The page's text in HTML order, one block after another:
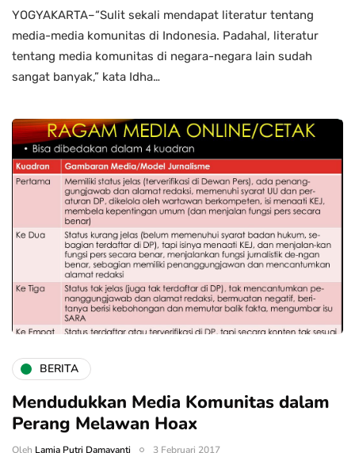
YOGYAKARTA–“Sulit sekali mendapat literatur tentang
media-media komunitas di Indonesia. Padahal, literatur
tentang media komunitas di negara-negara lain sudah
sangat banyak,” kata Idha…
BERITA
Mendudukkan Media Komunitas dalam
Perang Melawan Hoax
Oleh Lamia Putri Damayanti 3 Februari 2017